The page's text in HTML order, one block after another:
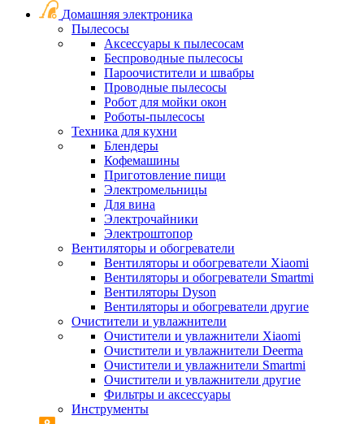
Домашняя электроника
Пылесосы
Аксессуары к пылесосам
Беспроводные пылесосы
Пароочистители и швабры
Проводные пылесосы
Робот для мойки окон
Роботы-пылесосы
Техника для кухни
Блендеры
Кофемашины
Приготовление пищи
Электромельницы
Для вина
Электрочайники
Электроштопор
Вентиляторы и обогреватели
Вентиляторы и обогреватели Xiaomi
Вентиляторы и обогреватели Smartmi
Вентиляторы Dyson
Вентиляторы и обогреватели другие
Очистители и увлажнители
Очистители и увлажнители Xiaomi
Очистители и увлажнители Deerma
Очистители и увлажнители Smartmi
Очистители и увлажнители другие
Фильтры и аксессуары
Инструменты